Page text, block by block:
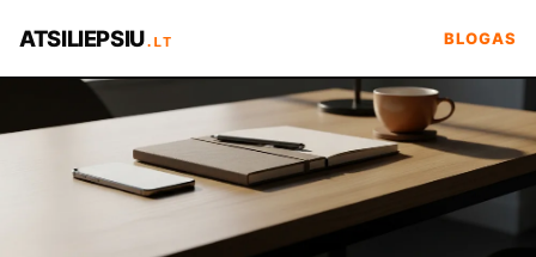
ATSILIEPSIU.LT BLOGAS